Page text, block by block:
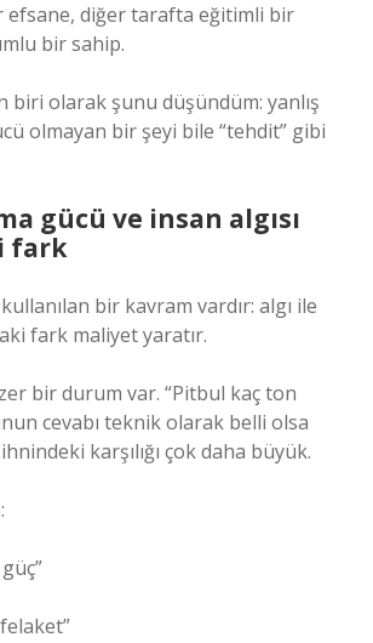
efsane, diğer tarafta eğitimli bir
bir sahip.
biri olarak şunu düşündüm: yanlış
olmayan bir şeyi bile “tehdit” gibi
gücü ve insan algısı
fark
bir kavram vardır: algı ile
fark maliyet yaratır.
bir durum var. “Pitbul kaç ton
cevabı teknik olarak belli olsa
karşılığı çok daha büyük.